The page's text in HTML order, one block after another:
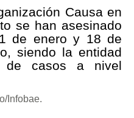
Causa en
se han asesinado
de enero y 18 de
siendo la entidad
de casos a nivel
Infobae.